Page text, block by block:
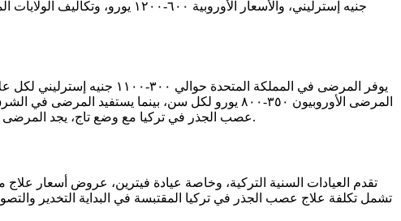
عصب الجذر في تركيا مع وضع تاج، يجد المرضى أن التكلفة المجمعة لعلاج عصب الجذر والتاج في تركيا تصل إلى ٣٥٠-٦٠٠ يورو مقابل ٨٠٠-٢٠٠٠ جنيه إسترليني في المملكة المتحدة.
تقدم العيادات السنية التركية، وخاصة عيادة فيترين، عروض أسعار
تشمل تكلفة علاج عصب الجذر في تركيا المقتبسة في البداية التخدير